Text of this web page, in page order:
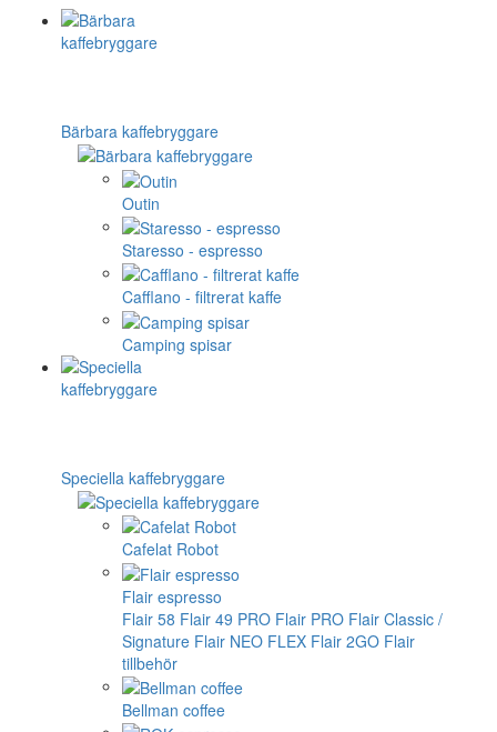
Bärbara kaffebryggare
Outin
Staresso - espresso
Cafflano - filtrerat kaffe
Camping spisar
Speciella kaffebryggare
Cafelat Robot
Flair espresso
Flair 58 Flair 49 PRO Flair PRO Flair Classic /
Signature Flair NEO FLEX Flair 2GO Flair
tillbehör
Bellman coffee